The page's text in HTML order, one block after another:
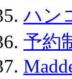
ハン
予約